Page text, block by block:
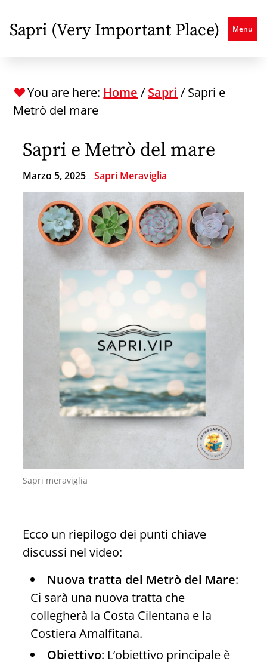
to
main
Sapri (Very Important Place) Menu
You are here: Home / Sapri / Sapri e
Metrò del mare
Sapri e Metrò del mare
Marzo 5, 2025 Sapri Meraviglia
Sapri meraviglia
Ecco un riepilogo dei punti chiave
discussi nel video:
Nuova tratta del Metrò del Mare:
Ci sarà una nuova tratta che
collegherà la Costa Cilentana e la
Costiera Amalfitana.
Obiettivo: L’obiettivo principale è